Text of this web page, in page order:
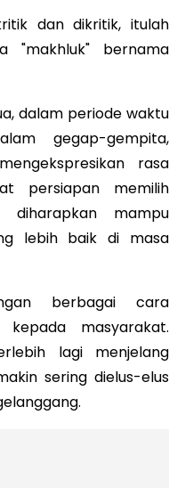
dan dikritik, itulah
"makhluk" bernama
dalam periode waktu
gegap-gempita,
rasa
persiapan memilih
diharapkan mampu
lebih baik di masa
berbagai cara
masyarakat.
lagi menjelang
sering dielus-elus